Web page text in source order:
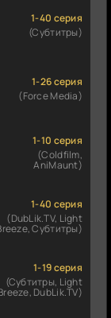
1-40 серия
(Субтитры)
1-26 серия
(Force Media)
1-10 серия
(Coldfilm,
AniMaunt)
1-40 серия
(DubLik.TV, Light
Субтитры)
1-19 серия
(Субтитры, Light
DubLik.TV)